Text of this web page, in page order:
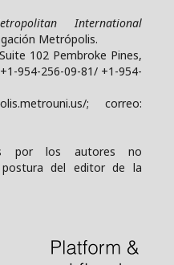
International
Metrópolis.
102 Pembroke Pines,
954-256-09-81/ +1-954-
; correo:
por los autores no
postura del editor de la